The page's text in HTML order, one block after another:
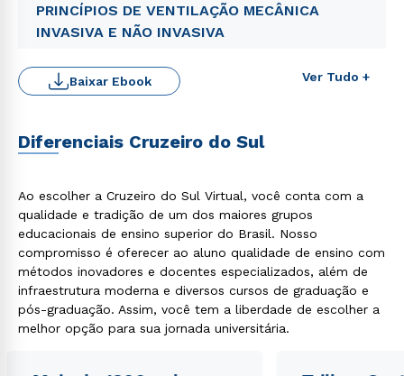
PRINCÍPIOS DE VENTILAÇÃO MECÂNICA
INVASIVA E NÃO INVASIVA
Ver Tudo +
Baixar Ebook
Diferenciais Cruzeiro do Sul
Ao escolher a Cruzeiro do Sul Virtual, você conta com a
qualidade e tradição de um dos maiores grupos
educacionais de ensino superior do Brasil. Nosso
compromisso é oferecer ao aluno qualidade de ensino com
métodos inovadores e docentes especializados, além de
infraestrutura moderna e diversos cursos de graduação e
pós-graduação. Assim, você tem a liberdade de escolher a
melhor opção para sua jornada universitária.